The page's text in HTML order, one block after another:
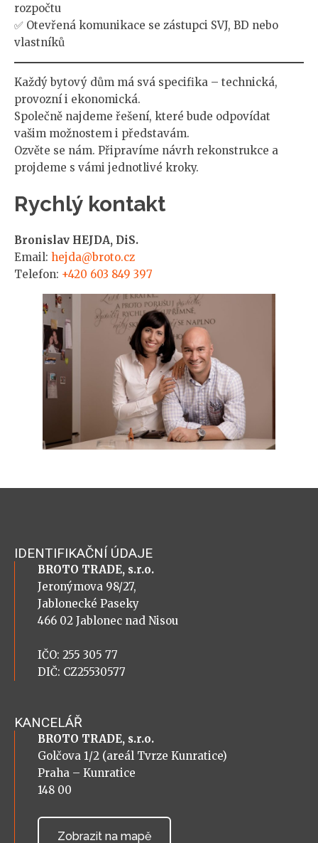
rozpočtu
✅ Otevřená komunikace se zástupci SVJ, BD nebo
vlastníků
Každý bytový dům má svá specifika – technická,
provozní i ekonomická.
Společně najdeme řešení, které bude odpovídat
vašim možnostem i představám.
Ozvěte se nám. Připravíme návrh rekonstrukce a
projdeme s vámi jednotlivé kroky.
Rychlý kontakt
Bronislav HEJDA, DiS.
Email: hejda@broto.cz
Telefon: +420 603 849 397
IDENTIFIKAČNÍ ÚDAJE
BROTO TRADE, s.r.o.
Jeronýmova 98/27,
Jablonecké Paseky
466 02 Jablonec nad Nisou
IČO: 255 305 77
DIČ: CZ25530577
KANCELÁŘ
BROTO TRADE, s.r.o.
Golčova 1/2 (areál Tvrze Kunratice)
Praha – Kunratice
148 00
Zobrazit na mapě